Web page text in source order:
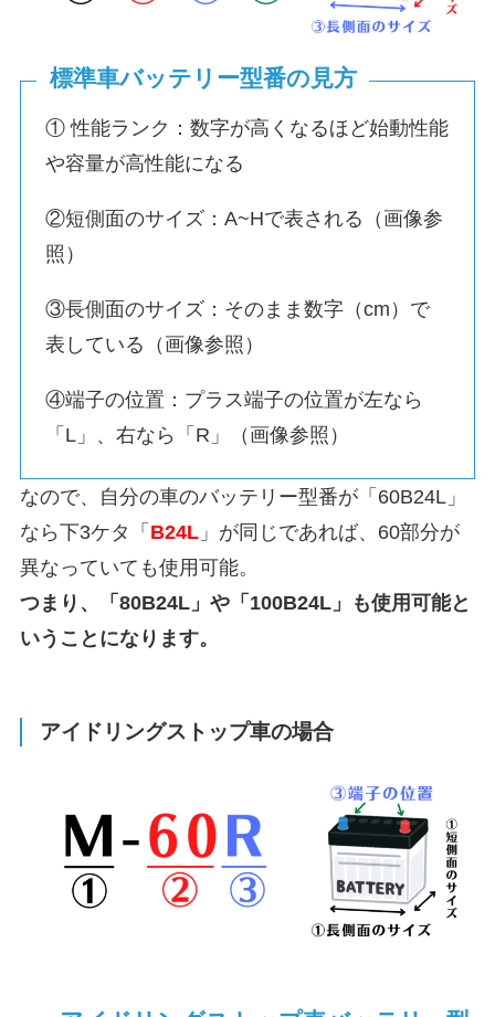
標準車バッテリー型番の見方
① 性能ランク：数字が高くなるほど始動性能
や容量が高性能になる
②短側面のサイズ：A~Hで表される（画像参
照）
③長側面のサイズ：そのまま数字（cm）で
表している（画像参照）
④端子の位置：プラス端子の位置が左なら
「L」、右なら「R」（画像参照）
なので、自分の車のバッテリー型番が「60B24L」
なら下3ケタ「 B24L」が同じであれば、60部分が
異なっていても使用可能。
つまり、「80B24L」や「100B24L」も使用可能と
いうことになります。
アイドリングストップ車の場合